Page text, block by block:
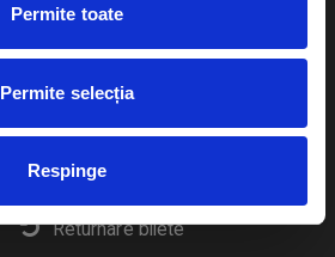
Permite toate
Permite selecția
Respinge
Plata online sau cash
eBilet printat acasa
Livrare prin curier
Returnare bilete